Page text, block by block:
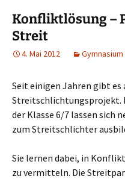
Konfliktlösung –
Streit
4. Mai 2012
Seit einigen Jahren gibt es
Streitschlichtungsprojekt.
der Klasse 6/7 lassen sich
zum Streitschlichter
Sie lernen dabei, in
zu vermitteln. Die